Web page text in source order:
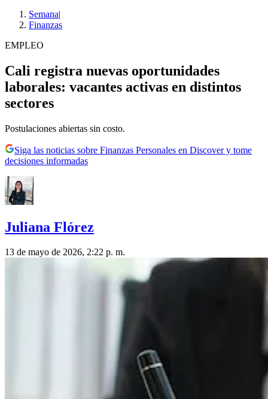
Semana|
Finanzas
EMPLEO
Cali registra nuevas oportunidades
laborales: vacantes activas en distintos
sectores
Postulaciones abiertas sin costo.
Siga las noticias sobre Finanzas Personales en Discover y tome
decisiones informadas
Juliana Flórez
13 de mayo de 2026, 2:22 p. m.